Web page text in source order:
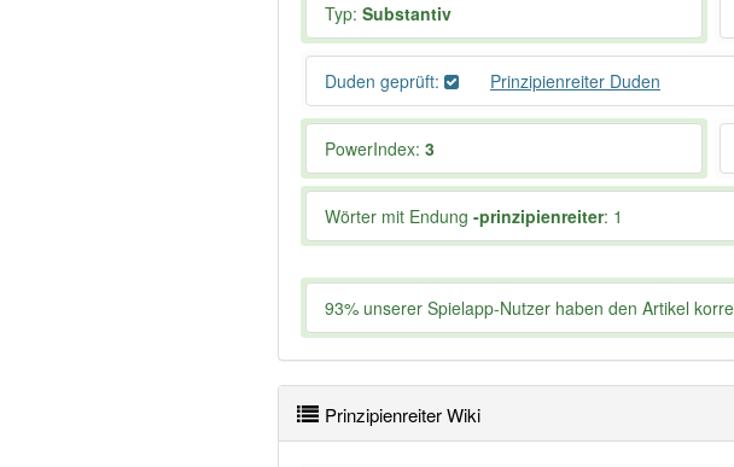
Typ: Substantiv
Duden geprüft: Prinzipienreiter Duden
PowerIndex: 3
Wörter mit Endung -prinzipienreiter: 1
93% unserer Spielapp-Nutzer haben den Artikel
Prinzipienreiter Wiki